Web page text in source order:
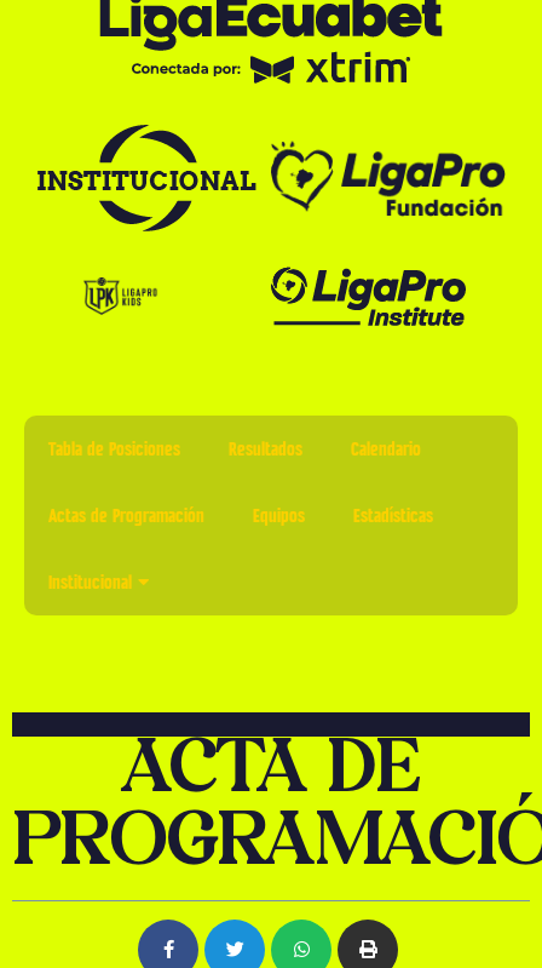
Tabla de Posiciones Resultados Calendario
Actas de Programación Equipos Estadísticas
Institucional
ACTA DE